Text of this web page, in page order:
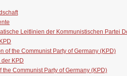
Leitlinien der Kommunistischen Partei
of the Communist Party of Germany (KPD)
der KPD
the Communist Party of Germany (KPD)